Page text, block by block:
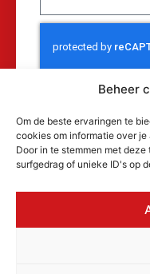
Beheer
Om de beste ervaringen te
cookies om informatie over
Door in te stemmen met
surfgedrag of unieke ID's op
Verzenden
© 2026 MAKRA